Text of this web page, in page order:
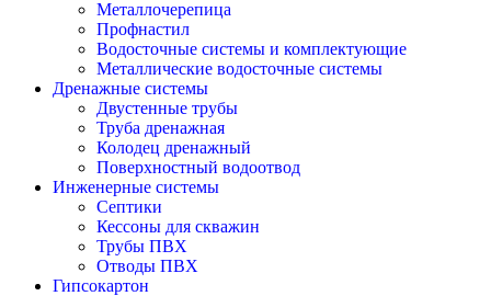
Металлочерепица
Профнастил
Водосточные системы и комплектующие
Металлические водосточные системы
Дренажные системы
Двустенные трубы
Труба дренажная
Колодец дренажный
Поверхностный водоотвод
Инженерные системы
Септики
Кессоны для скважин
Трубы ПВХ
Отводы ПВХ
Гипсокартон